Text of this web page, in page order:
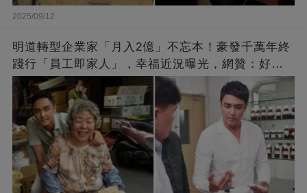
2025/09/12
明道轉型企業家「月入2億」不忘本！豪發千萬年終
踐行「員工即家人」，幸福近況曝光，網贊：好老
闆的福報